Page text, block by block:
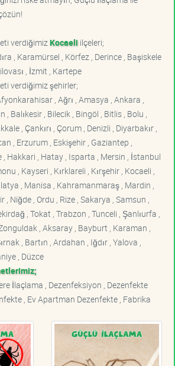
verdiğimiz Kocaeli ilçeleri;
, Karamürsel , Körfez , Derince , Başiskele
, İzmit , Kartepe
verdiğimiz şehirler;
, Ağrı , Amasya , Ankara ,
, Balıkesir , Bilecik , Bingöl , Bitlis , Bolu ,
, Çankırı , Çorum , Denizli , Diyarbakır ,
, Erzurum , Eskişehir , Gaziantep ,
, Hakkari , Hatay , Isparta , Mersin , İstanbul
, Kayseri , Kırklareli , Kırşehir , Kocaeli ,
, Manisa , Kahramanmaraş , Mardin ,
, Niğde , Ordu , Rize , Sakarya , Samsun ,
, Tokat , Trabzon , Tunceli , Şanlıurfa ,
, Aksaray , Bayburt , Karaman ,
, Bartın , Ardahan , Iğdır , Yalova ,
, Düzce
İlaçlama , Dezenfeksiyon , Dezenfekte
, Ev Apartman Dezenfekte , Fabrika